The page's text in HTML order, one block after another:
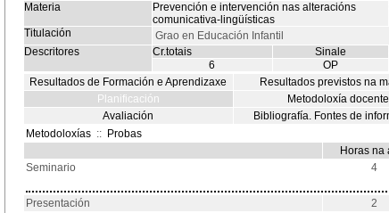
Materia
Prevención e intervención nas alteracións
comunicativa-lingüísticas
Titulación
Grao en Educación Infantil
Descritores
Cr.totais Sinale
6
OP
Resultados de Formación e Aprendizaxe
Resultados previstos na
Planificación
Metodoloxía docente
Avaliación
Bibliografía. Fontes de
Metodoloxías:: Probas
Horas na
Seminario
4
Presentación 2